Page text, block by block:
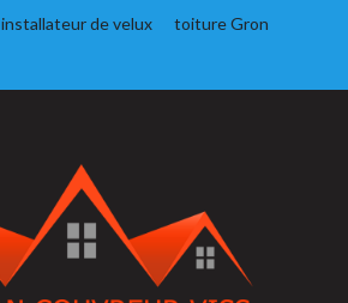
installateur de velux
toiture Gron